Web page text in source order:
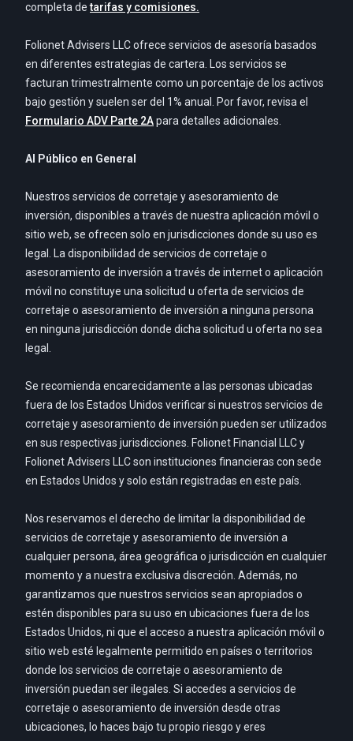
completa detarifas y comisiones.
Folionet Advisers LLC ofrece servicios de asesoría basados
en diferentes estrategias de cartera. Los servicios se
facturan trimestralmente como un porcentaje de los activos
bajo gestión y suelen ser del 1% anual. Por favor, revisa el
Formulario ADV Parte 2Apara detalles adicionales.
Al Público en General
Nuestros servicios de corretaje y asesoramiento de
inversión, disponibles a través de nuestra aplicación móvil o
sitio web, se ofrecen solo en jurisdicciones donde su uso es
legal. La disponibilidad de servicios de corretaje o
asesoramiento de inversión a través de internet o aplicación
móvil no constituye una solicitud u oferta de servicios de
corretaje o asesoramiento de inversión a ninguna persona
en ninguna jurisdicción donde dicha solicitud u oferta no sea
legal.
Se recomienda encarecidamente a las personas ubicadas
fuera de los Estados Unidos verificar si nuestros servicios de
corretaje y asesoramiento de inversión pueden ser utilizados
en sus respectivas jurisdicciones. Folionet Financial LLC y
Folionet Advisers LLC son instituciones financieras con sede
en Estados Unidos y solo están registradas en este país.
Nos reservamos el derecho de limitar la disponibilidad de
servicios de corretaje y asesoramiento de inversión a
cualquier persona, área geográfica o jurisdicción en cualquier
momento y a nuestra exclusiva discreción. Además, no
garantizamos que nuestros servicios sean apropiados o
estén disponibles para su uso en ubicaciones fuera de los
Estados Unidos, ni que el acceso a nuestra aplicación móvil o
sitio web esté legalmente permitido en países o territorios
donde los servicios de corretaje o asesoramiento de
inversión puedan ser ilegales. Si accedes a servicios de
corretaje o asesoramiento de inversión desde otras
ubicaciones, lo haces bajo tu propio riesgo y eres